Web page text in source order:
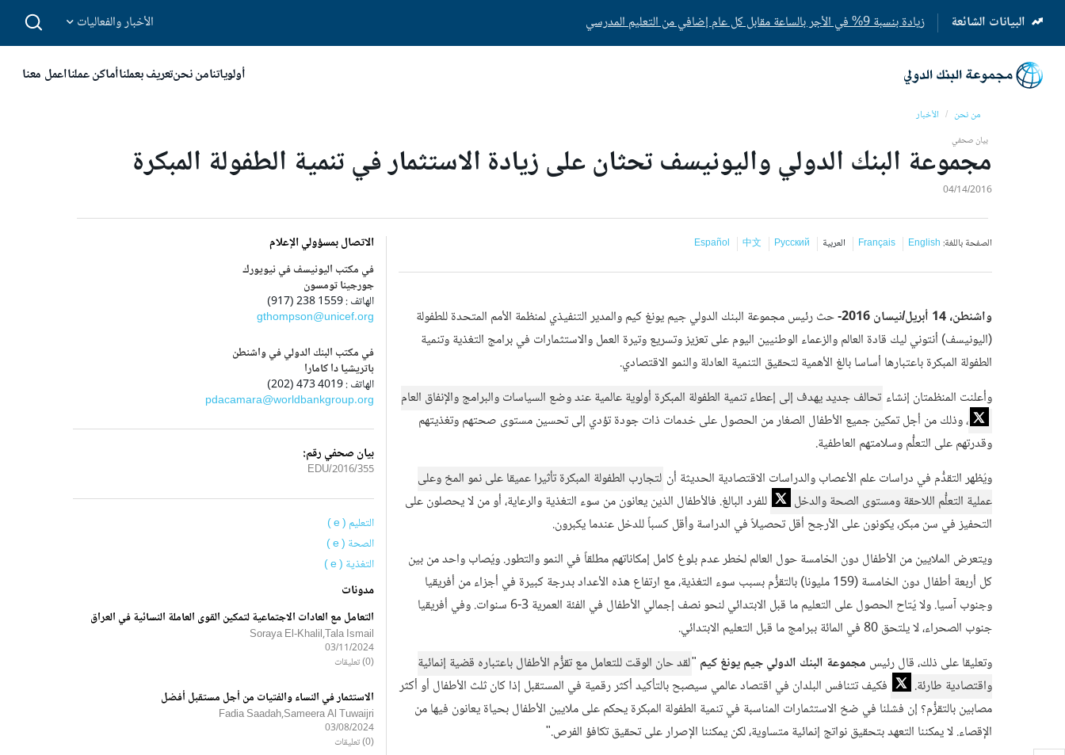
البيانات الشائعة زيادة بنسبة 9% في الأجر بالساعة مقابل كل عام إضافي من التعليم المدرسي
(opens
in
a
new
الأخبار والفعاليات
أولوياتنامن نحنتعريف بعملناأماكن عملنااعمل معنا
من نحن الأخبار
بيان صحفي
مجموعة البنك الدولي واليونيسف تحثان على زيادة الاستثمار في تنمية الطفولة المبكرة
04/14/2016
الصفحة باللغة:English
Français العربية Русский
中文
Español
واشنطن، 14 أبريل/نيسان 2016-
حث رئيس مجموعة البنك الدولي جيم يونغ كيم والمدير التنفيذي لمنظمة الأمم المتحدة للطفولة
(اليونيسف) أنتوني ليك قادة العالم والزعماء الوطنيين اليوم على تعزيز وتسريع وتيرة العمل والاستثمارات في برامج التغذية وتنمية
الطفولة المبكرة باعتبارها أساسا بالغ الأهمية لتحقيق التنمية العادلة والنمو الاقتصادي.
وأعلنت المنظمتان إنشاء تحالف جديد يهدف إلى إعطاء تنمية الطفولة المبكرة أولوية عالمية عند وضع السياسات والبرامج والإنفاق العام
، وذلك من أجل تمكين جميع الأطفال الصغار من الحصول على خدمات ذات جودة تؤدي إلى تحسين مستوى صحتهم وتغذيتهم
وقدرتهم على التعلُّم وسلامتهم العاطفية.
ويُظهر التقدُّم في دراسات علم الأعصاب والدراسات الاقتصادية الحديثة أن لتجارب الطفولة المبكرة تأثيرا عميقا على نمو المخ وعلى
عملية التعلُّم اللاحقة ومستوى الصحة والدخل
للفرد البالغ. فالأطفال الذين يعانون من سوء التغذية والرعاية، أو من لا يحصلون على
التحفيز في سن مبكر، يكونون على الأرجح أقل تحصيلاً في الدراسة وأقل كسباً للدخل عندما يكبرون.
ويتعرض الملايين من الأطفال دون الخامسة حول العالم لخطر عدم بلوغ كامل إمكاناتهم مطلقاً في النمو والتطور. ويُصاب واحد من بين
كل أربعة أطفال دون الخامسة (159 مليونا) بالتقزُّم بسبب سوء التغذية، مع ارتفاع هذه الأعداد بدرجة كبيرة في أجزاء من أفريقيا
وجنوب آسيا. ولا يُتاح الحصول على التعليم ما قبل الابتدائي لنحو نصف إجمالي الأطفال في الفئة العمرية 3-6 سنوات. وفي أفريقيا
جنوب الصحراء، لا يلتحق 80 في المائة ببرامج ما قبل التعليم الابتدائي.
وتعليقا على ذلك، قال رئيس مجموعة البنك الدولي جيم يونغ كيم "لقد حان الوقت للتعامل مع تقزُّم الأطفال باعتباره قضية إنمائية
واقتصادية طارئة.
فكيف تتنافس البلدان في اقتصاد عالمي سيصبح بالتأكيد أكثر رقمية في المستقبل إذا كان ثلث الأطفال أو أكثر
مصابين بالتقزُّم؟ إن فشلنا في ضخ الاستثمارات المناسبة في تنمية الطفولة المبكرة يحكم على ملايين الأطفال بحياة يعانون فيها من
الإقصاء. لا يمكننا التعهد بتحقيق نواتج إنمائية متساوية، لكن يمكننا الإصرار على تحقيق تكافؤ الفرص."
الاتصال بمسؤولي الإعلام
في مكتب اليونيسف في نيويورك
جورجينا تومسون
الهاتف : 1559 238 (917)
gthompson@unicef.org
في مكتب البنك الدولي في واشنطن
باتريشيا دا كامارا
الهاتف : 4019 473 (202)
pdacamara@worldbankgroup.org
بيان صحفي رقم:
2016/355/EDU
التعليم ( e )
الصحة ( e )
التغذية ( e )
مدونات
التعامل مع العادات الاجتماعية لتمكين القوى العاملة النسائية في العراق
Soraya El-Khalil,Tala Ismail
03/11/2024
(0) تعليقات
الاستثمار في النساء والفتيات من أجل مستقبل أفضل
Fadia Saadah,Sameera Al Tuwaijri
03/08/2024
(0) تعليقات